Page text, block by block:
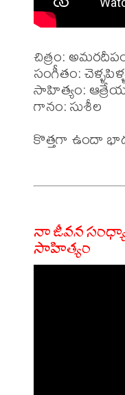
చిత్రం:
సంగీతం:
సాహిత్యం:
గానం: సుశీల
కొత్తగా ఉందా
నా జీవన
సాహిత్యం